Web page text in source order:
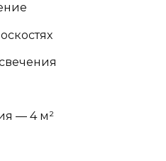
— 4 м²